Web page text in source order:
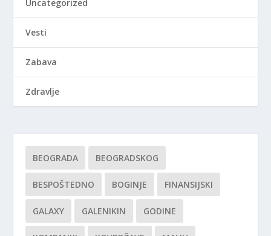
Uncategorized
Vesti
Zabava
Zdravlje
BEOGRADA BEOGRADSKOG
BESPOŠTEDNO BOGINJE FINANSIJSKI
GALAXY GALENIKIN GODINE